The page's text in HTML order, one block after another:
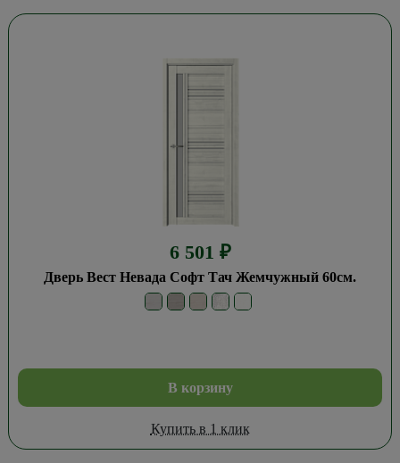
6 501 ₽
Дверь Вест Невада Софт Тач Жемчужный 60см.
В корзину
Купить в 1 клик